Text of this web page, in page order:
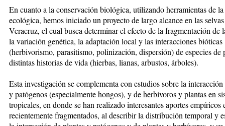
En cuanto a la conservación biológica, utilizando herramientas de
ecológica, hemos iniciado un proyecto de largo alcance en las
Veracruz, el cual busca determinar el efecto de la fragmentación de
la variación genética, la adaptación local y las interacciones bióticas
(herbivorismo, parasitismo, polinización, dispersión) de especies de
distintas historias de vida (hierbas, lianas, arbustos, árboles).
Esta investigación se complementa con estudios sobre la interacción
y patógenos (especialmente hongos), y de herbívoros y plantas en
tropicales, en donde se han realizado interesantes aportes empíricos
recientemente fragmentados, al describir la distribución temporal y